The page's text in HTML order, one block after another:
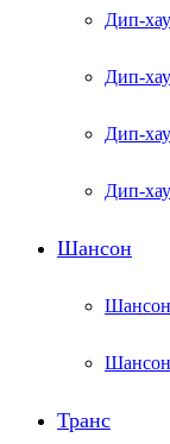
Дип-
Дип-
Дип-
Дип-
Шансон
Шансон
Транс